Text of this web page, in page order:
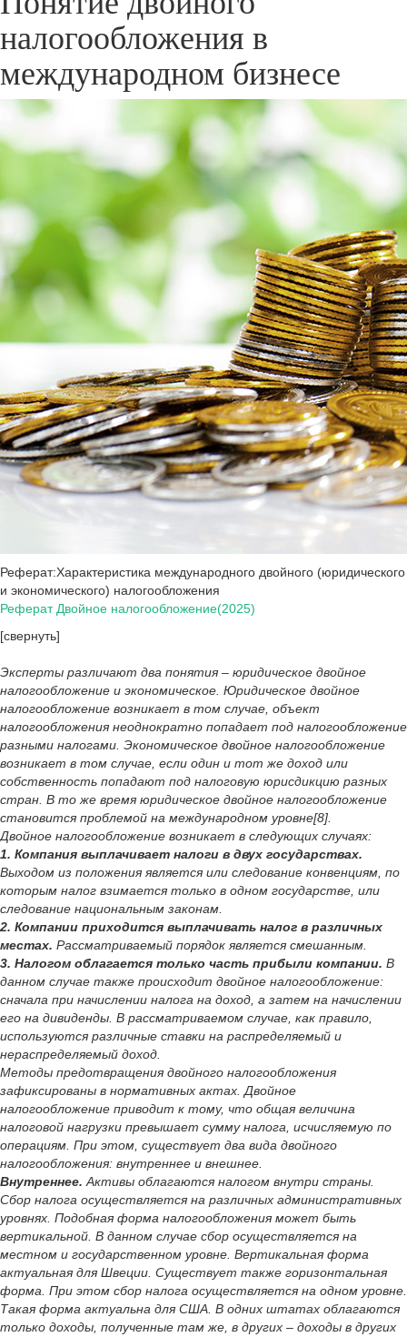
налогообложения в
международном бизнесе
Реферат:Характеристика международного двойного (юридического
и экономического) налогообложения
Реферат Двойное налогообложение(2025)
[свернуть]
Эксперты различают два понятия – юридическое двойное
налогообложение и экономическое. Юридическое двойное
налогообложение возникает в том случае, объект
налогообложения неоднократно попадает под налогообложение
разными налогами. Экономическое двойное налогообложение
возникает в том случае, если один и тот же доход или
собственность попадают под налоговую юрисдикцию разных
стран. В то же время юридическое двойное налогообложение
становится проблемой на международном уровне[8].
Двойное налогообложение возникает в следующих случаях:
1. Компания выплачивает налоги в двух государствах.
Выходом из положения является или следование конвенциям, по
которым налог взимается только в одном государстве, или
следование национальным законам.
2. Компании приходится выплачивать налог в различных
местах. Рассматриваемый порядок является смешанным.
3. Налогом облагается только часть прибыли компании. В
данном случае также происходит двойное налогообложение:
сначала при начислении налога на доход, а затем на начислении
его на дивиденды. В рассматриваемом случае, как правило,
используются различные ставки на распределяемый и
нераспределяемый доход.
Методы предотвращения двойного налогообложения
зафиксированы в нормативных актах. Двойное
налогообложение приводит к тому, что общая величина
налоговой нагрузки превышает сумму налога, исчисляемую по
операциям. При этом, существует два вида двойного
налогообложения: внутреннее и внешнее.
Внутреннее. Активы облагаются налогом внутри страны.
Сбор налога осуществляется на различных административных
уровнях. Подобная форма налогообложения может быть
вертикальной. В данном случае сбор осуществляется на
местном и государственном уровне. Вертикальная форма
актуальная для Швеции. Существует также горизонтальная
форма. При этом сбор налога осуществляется на одном уровне.
Такая форма актуальна для США. В одних штатах облагаются
только доходы, полученные там же, в других – доходы в других